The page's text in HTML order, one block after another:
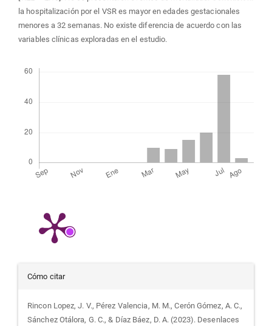
la hospitalización por el VSR es mayor en edades gestacionales
menores a 32 semanas. No existe diferencia de acuerdo con las
variables clínicas exploradas en el estudio.
Detalles
del
Cómo citar
Rincon Lopez, J. V., Pérez Valencia, M. M., Cerón Gómez, A. C.,
Sánchez Otálora, G. C., & Díaz Báez, D. A. (2023). Desenlaces